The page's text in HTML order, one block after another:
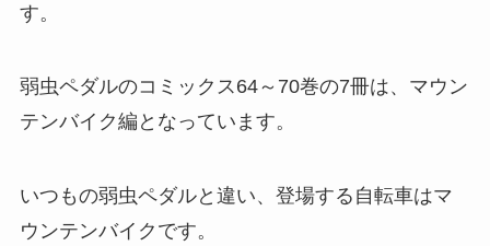
す。
弱虫ペダルのコミックス64～70巻の7冊は、マウン
テンバイク編となっています。
いつもの弱虫ペダルと違い、登場する自転車はマ
ウンテンバイクです。